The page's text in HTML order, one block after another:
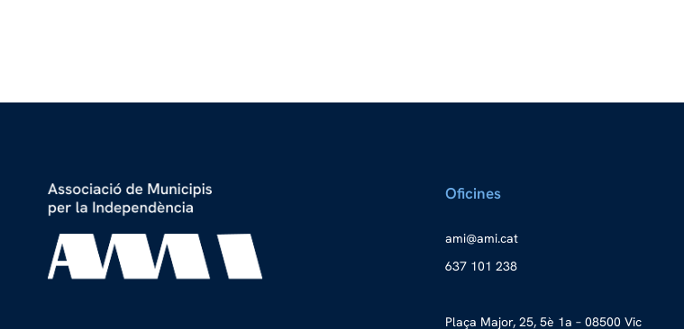
Oficines
tac.i
ma@im
a
637 101 238
Plaça Major, 25, 5è 1a – 08500 Vic